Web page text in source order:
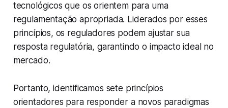
tecnológicos que os orientem para uma
regulamentação apropriada. Liderados por esses
princípios, os reguladores podem ajustar sua
resposta regulatória, garantindo o impacto ideal no
mercado.
Portanto, identificamos sete princípios
orientadores para responder a novos paradigmas